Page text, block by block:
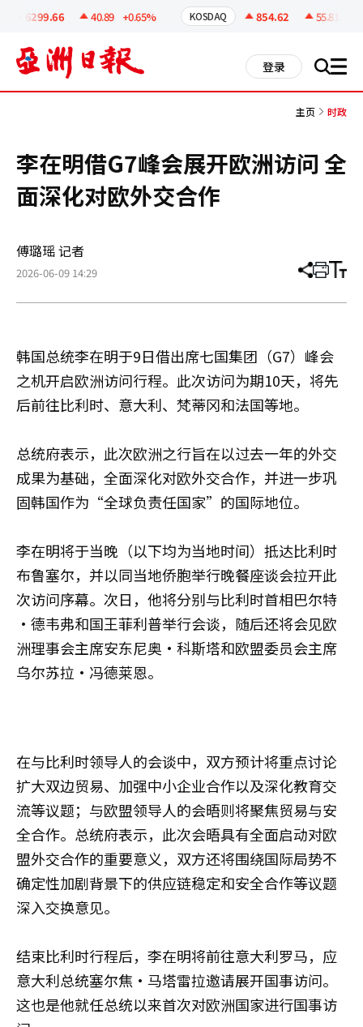
6299.66 40.89 +0.65% KOSDAQ 854.62 55.81
登录 搜 all
主页 时政
李在明借G7峰会展开欧洲访问 全
面深化对欧外交合作
傅璐瑶 记者
2026-06-09 14:29 分
章
打 调
小
韩国总统李在明于9日借出席七国集团（G7）峰会
之机开启欧洲访问行程。此次访问为期10天，将先
后前往比利时、意大利、梵蒂冈和法国等地。
总统府表示，此次欧洲之行旨在以过去一年的外交
成果为基础，全面深化对欧外交合作，并进一步巩
固韩国作为“全球负责任国家”的国际地位。
李在明将于当晚（以下均为当地时间）抵达比利时
布鲁塞尔，并以同当地侨胞举行晚餐座谈会拉开此
次访问序幕。次日，他将分别与比利时首相巴尔特
·德韦弗和国王菲利普举行会谈，随后还将会见欧
洲理事会主席安东尼奥·科斯塔和欧盟委员会主席
乌尔苏拉·冯德莱恩。
在与比利时领导人的会谈中，双方预计将重点讨论
扩大双边贸易、加强中小企业合作以及深化教育交
流等议题；与欧盟领导人的会晤则将聚焦贸易与安
全合作。总统府表示，此次会晤具有全面启动对欧
盟外交合作的重要意义，双方还将围绕国际局势不
确定性加剧背景下的供应链稳定和安全合作等议题
深入交换意见。
结束比利时行程后，李在明将前往意大利罗马，应
意大利总统塞尔焦·马塔雷拉邀请展开国事访问。
这也是他就任总统以来首次对欧洲国家进行国事访